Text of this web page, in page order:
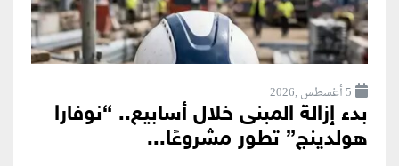
5 أغسطس ,2026
بدء إزالة المبنى خلال أسابيع.. “نوفارا
هولدينج” تطور مشروعًا...